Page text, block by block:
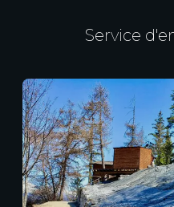
Service